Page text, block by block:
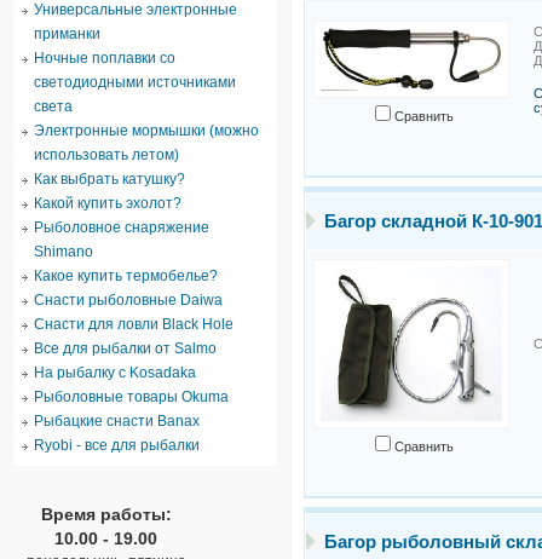
Универсальные электронные
приманки
Ночные поплавки со
светодиодными источниками
света
Электронные мормышки (можно
использовать летом)
Как выбрать катушку?
Какой купить эхолот?
Рыболовное снаряжение
Shimano
Какое купить термобелье?
Снасти рыболовные Daiwa
Снасти для ловли Black Hole
Все для рыбалки от Salmo
На рыбалку с Kosadaka
Рыболовные товары Okuma
Рыбацкие снасти Banax
Ryobi - все для рыбалки
Время работы:
10.00 - 19.00
Сравнить
Багор складной К-10-901
Сравнить
Багор рыболовный